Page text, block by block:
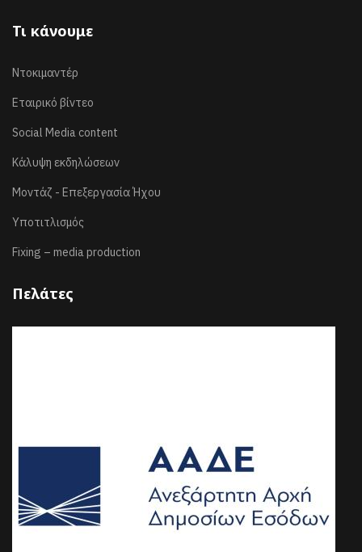
Τι κάνουμε
Ντοκιμαντέρ
Εταιρικό βίντεο
Social Media content
Κάλυψη εκδηλώσεων
Μοντάζ - Επεξεργασία Ήχου
Υποτιτλισμός
Fixing – media production
Πελάτες